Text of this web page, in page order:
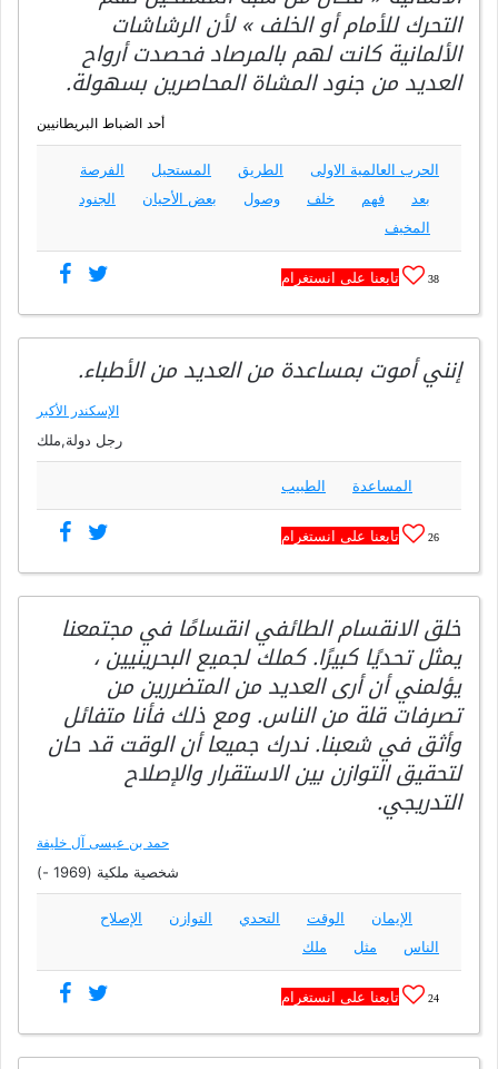
التحرك للأمام أو الخلف » لأن الرشاشات
الألمانية كانت لهم بالمرصاد فحصدت أرواح
العديد من جنود المشاة المحاصرين بسهولة.
أحد الضباط البريطانيين
الحرب العالمية الاولى الطريق المستحيل
الفرصة
بعد
فهم خلف وصول بعض الأحيان
الجنود
المخيف
38 تابعنا على انستغرام
إنني أموت بمساعدة من العديد من الأطباء.
الإسكندر الأكبر
رجل دولة,ملك
المساعدة الطبيب
26 تابعنا على انستغرام
خلق الانقسام الطائفي انقسامًا في مجتمعنا
يمثل تحديًا كبيرًا. كملك لجميع البحرينيين ،
يؤلمني أن أرى العديد من المتضررين من
تصرفات قلة من الناس. ومع ذلك فأنا متفائل
وأثق في شعبنا. ندرك جميعا أن الوقت قد حان
لتحقيق التوازن بين الاستقرار والإصلاح
التدريجي.
حمد بن عيسى آل خليفة
شخصية ملكية (1969 -)
الإيمان الوقت التحدي التوازن
الإصلاح
الناس
مثل ملك
24 تابعنا على انستغرام